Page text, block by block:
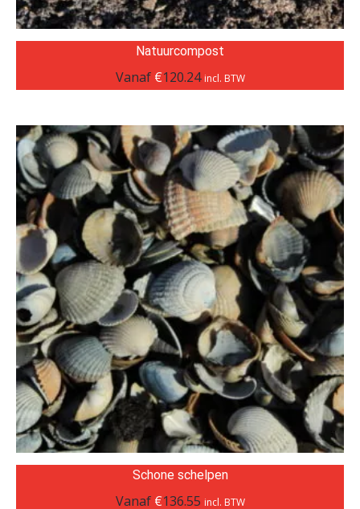
Natuurcompost
Vanaf €120.24 incl. BTW
Schone schelpen
Vanaf €136.55 incl. BTW